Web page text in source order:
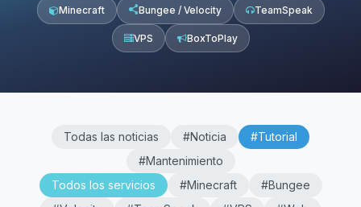
Minecraft Bungee / Velocity TeamSpeak
VPS BoxToPlay
Todas las noticias #Noticia
#Tutorial
#Mantenimiento
Todos los servicios
#Minecraft
#Bungee